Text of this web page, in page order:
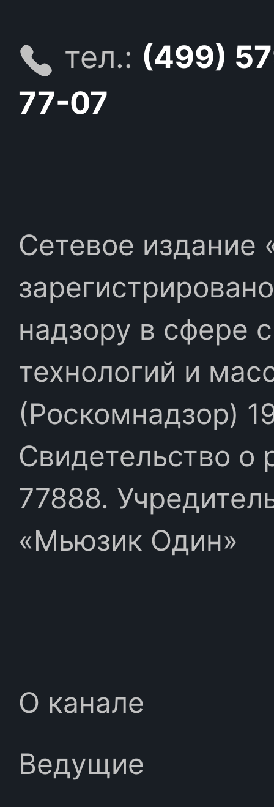
тел.: (499)
77-07
Сетевое издание
надзору в сфере
технологий и
(Роскомнадзор)
Свидетельство
77888.
«Мьюзик Один»
О канале
Ведущие